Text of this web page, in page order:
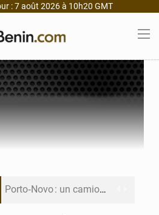
: 7 août 2026 à 10h20 GMT
Porto‑Novo : un camion de produits pétroliers embrase Avakpa